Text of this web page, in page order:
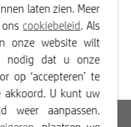
laten zien. Meer
cookiebeleid. Als
onze website wilt
nodig dat u onze
op ‘accepteren’ te
akkoord. U kunt uw
weer aanpassen.